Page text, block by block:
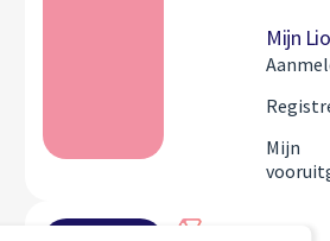
Mijn Lio
Mijn